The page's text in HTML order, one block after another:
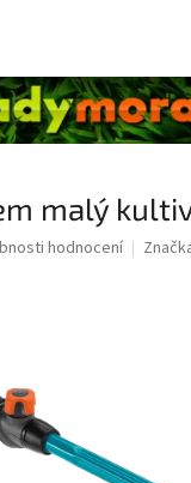
malý
hodnocení